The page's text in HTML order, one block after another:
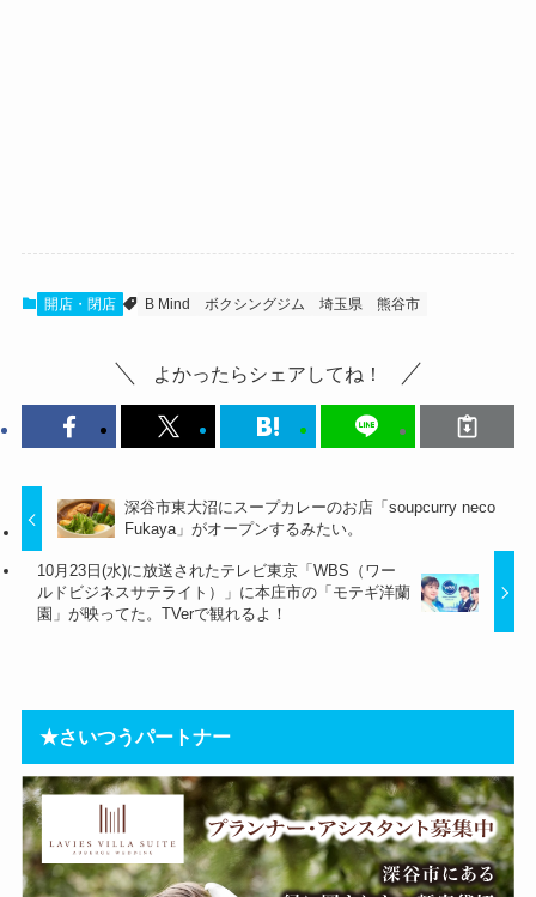
開店・閉店 B Mind ボクシングジム 埼玉県 熊谷市
よかったらシェアしてね！
深谷市東大沼にスープカレーのお店「soupcurry neco
Fukaya」がオープンするみたい。
10月23日(水)に放送されたテレビ東京「WBS（ワー
ルドビジネスサテライト）」に本庄市の「モテギ洋蘭
園」が映ってた。TVerで観れるよ！
★さいつうパートナー